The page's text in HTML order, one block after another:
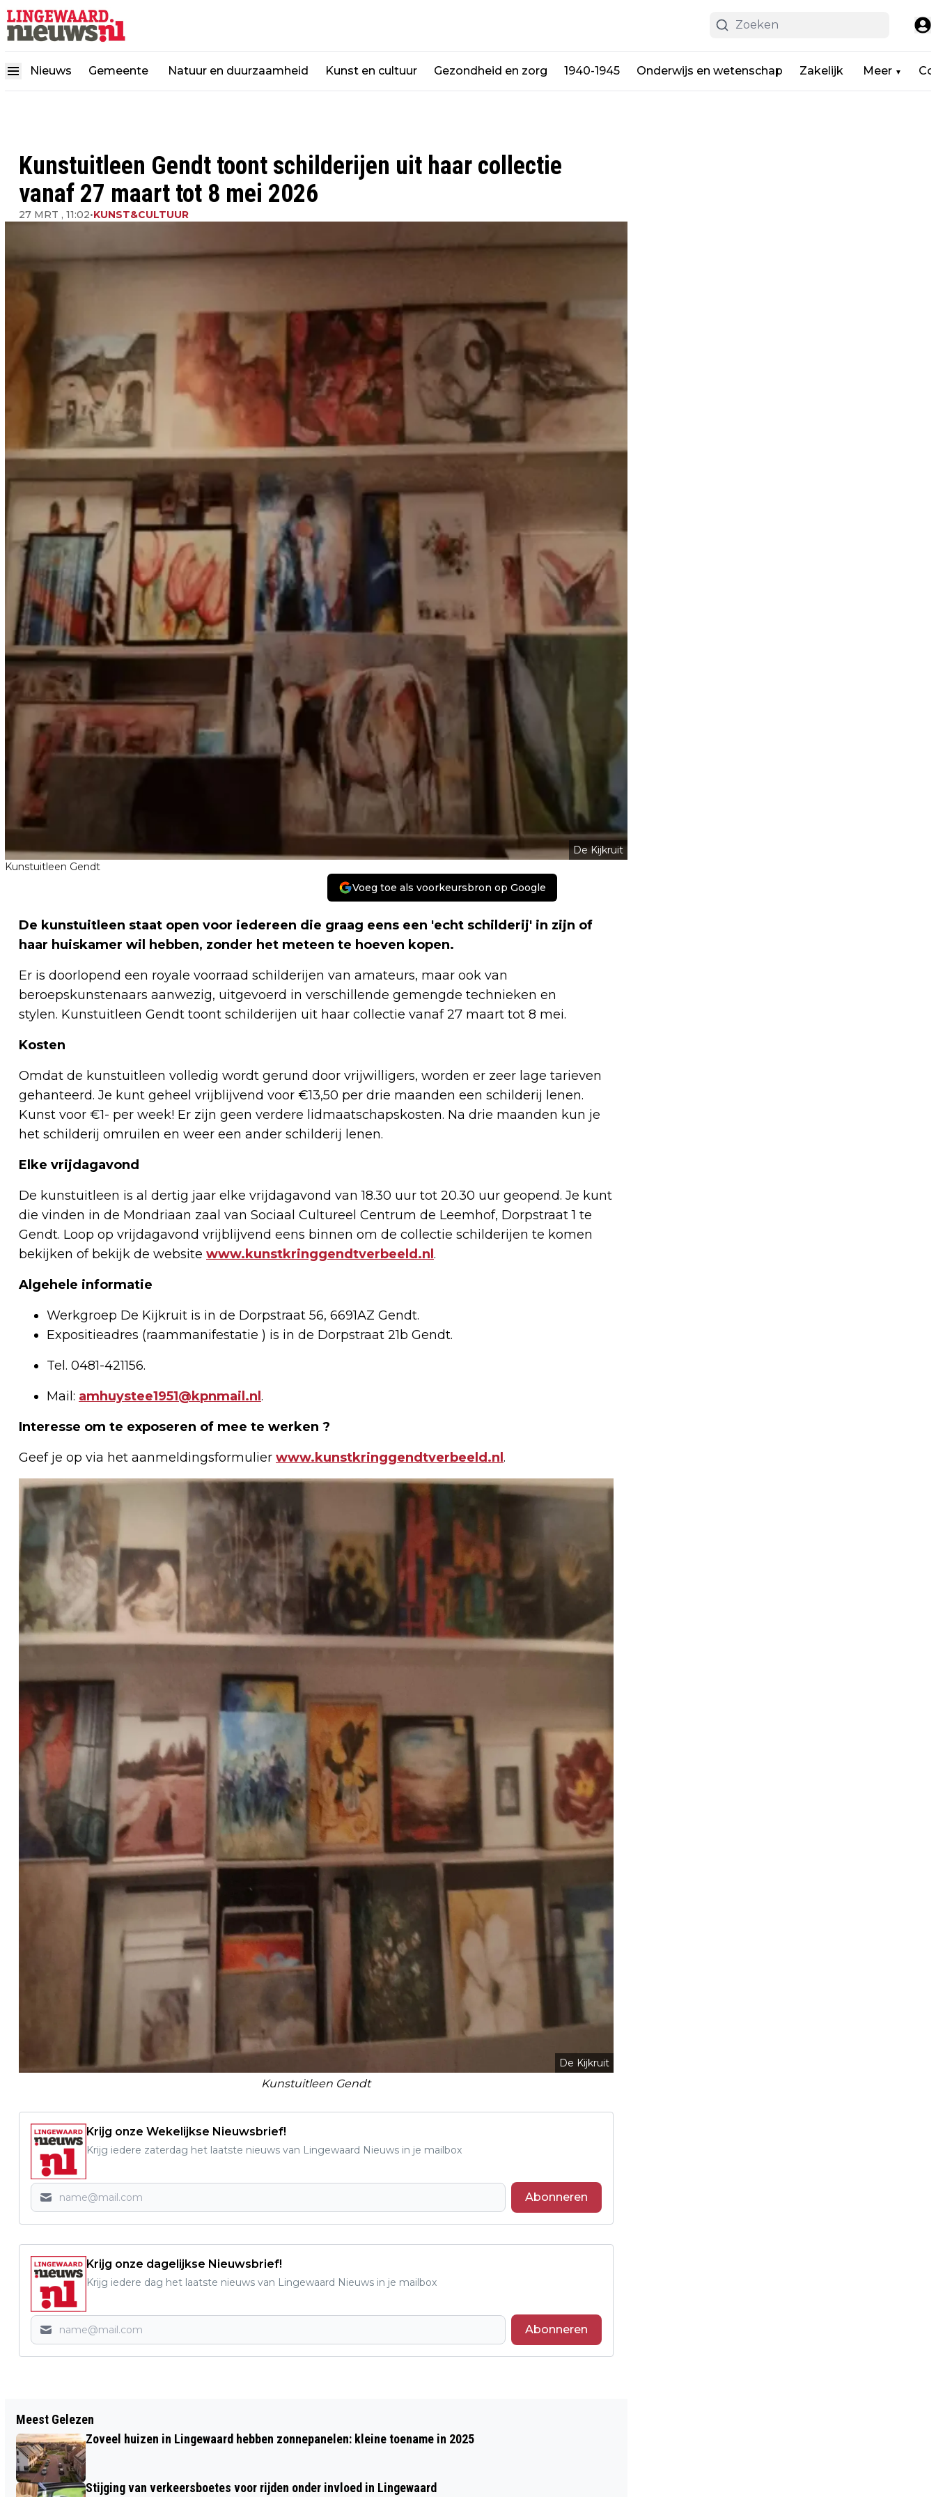
Nieuws Gemeente Natuur en duurzaamheid Kunst en cultuur Gezondheid en zorg 1940-1945 Onderwijs en wetenschap Zakelijk Meer ▼
Kunstuitleen Gendt toont schilderijen uit haar collectie
vanaf 27 maart tot 8 mei 2026
27 MRT , 11:02•KUNST&CULTUUR
De Kijkruit
Kunstuitleen Gendt
Voeg toe als voorkeursbron op Google
De kunstuitleen staat open voor iedereen die graag eens een 'echt schilderij' in zijn of
haar huiskamer wil hebben, zonder het meteen te hoeven kopen.
Er is doorlopend een royale voorraad schilderijen van amateurs, maar ook van
beroepskunstenaars aanwezig, uitgevoerd in verschillende gemengde technieken en
stylen. Kunstuitleen Gendt toont schilderijen uit haar collectie vanaf 27 maart tot 8 mei.
Kosten
Omdat de kunstuitleen volledig wordt gerund door vrijwilligers, worden er zeer lage tarieven
gehanteerd. Je kunt geheel vrijblijvend voor €13,50 per drie maanden een schilderij lenen.
Kunst voor €1- per week! Er zijn geen verdere lidmaatschapskosten. Na drie maanden kun je
het schilderij omruilen en weer een ander schilderij lenen.
Elke vrijdagavond
De kunstuitleen is al dertig jaar elke vrijdagavond van 18.30 uur tot 20.30 uur geopend. Je kunt
die vinden in de Mondriaan zaal van Sociaal Cultureel Centrum de Leemhof, Dorpstraat 1 te
Gendt. Loop op vrijdagavond vrijblijvend eens binnen om de collectie schilderijen te komen
bekijken of bekijk de website www.kunstkringgendtverbeeld.nl .
Algehele informatie
Werkgroep De Kijkruit is in de Dorpstraat 56, 6691AZ Gendt.
Expositieadres (raammanifestatie ) is in de Dorpstraat 21b Gendt.
Tel. 0481-421156.
Mail: amhuystee1951@kpnmail.nl .
Interesse om te exposeren of mee te werken ?
Geef je op via het aanmeldingsformulier www.kunstkringgendtverbeeld.nl .
De Kijkruit
Kunstuitleen Gendt
Krijg onze Wekelijkse Nieuwsbrief!
Krijg iedere zaterdag het laatste nieuws van Lingewaard Nieuws in je mailbox
Abonneren
Krijg onze dagelijkse Nieuwsbrief!
Krijg iedere dag het laatste nieuws van Lingewaard Nieuws in je mailbox
Abonneren
DEURBELCAMERA MOET WORDEN
VERWIJDERD IN VERBAND MET PRIVACY
VAN BUREN
SONSBEEKPARK IN ARNHEM OP 29
Meest Gelezen
Zoveel huizen in Lingewaard hebben zonnepanelen: kleine toename in 2025
Stijging van verkeersboetes voor rijden onder invloed in Lingewaard